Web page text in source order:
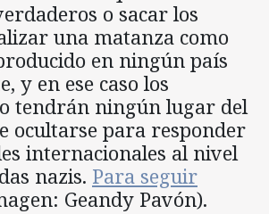
o sacar los
una matanza como
en ningún país
y en ese caso los
tendrán ningún lugar del
ocultarse para responder
internacionales al nivel
nazis. Para seguir
Geandy Pavón).